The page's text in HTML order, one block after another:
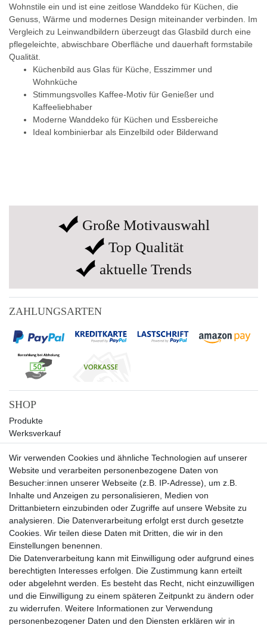
Wohnstile ein und ist eine zeitlose Wanddeko für Küchen, die
Genuss, Wärme und modernes Design miteinander verbinden. Im
Vergleich zu Leinwandbildern überzeugt das Glasbild durch eine
pflegeleichte, abwischbare Oberfläche und dauerhaft formstabile
Qualität.
Küchenbild aus Glas für Küche, Esszimmer und
Wohnküche
Stimmungsvolles Kaffee-Motiv für Genießer und
Kaffeeliebhaber
Moderne Wanddeko für Küchen und Essbereiche
Ideal kombinierbar als Einzelbild oder Bilderwand
Große Motivauswahl
Top Qualität
aktuelle Trends
ZAHLUNGSARTEN
SHOP
Produkte
Werksverkauf
Sale
UNTERNEHMEN
Über uns
Kontakt
SERVICE
Versand
Zahlung
Hilfe
RECHTLICHES
Widerrufsrecht
Widerrufsformular
Impressum
Wir verwenden Cookies und ähnliche Technologien auf unserer
Website und verarbeiten personenbezogene Daten von
Besucher:innen unserer Webseite (z.B. IP-Adresse), um z.B.
Inhalte und Anzeigen zu personalisieren, Medien von
Drittanbietern einzubinden oder Zugriffe auf unsere Website zu
analysieren. Die Datenverarbeitung erfolgt erst durch gesetzte
Cookies. Wir teilen diese Daten mit Dritten, die wir in den
Einstellungen benennen.
Die Datenverarbeitung kann mit Einwilligung oder aufgrund eines
berechtigten Interesses erfolgen. Die Zustimmung kann erteilt
oder abgelehnt werden. Es besteht das Recht, nicht einzuwilligen
und die Einwilligung zu einem späteren Zeitpunkt zu ändern oder
zu widerrufen. Weitere Informationen zur Verwendung
personenbezogener Daten und den Diensten erklären wir in